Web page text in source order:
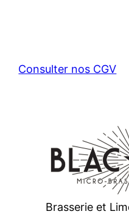
Consulter nos CGV
Brasserie et